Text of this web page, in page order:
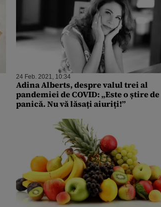
24 Feb. 2021, 10:34
Adina Alberts, despre valul trei al
pandemiei de COVID: „Este o știre de
panică. Nu vă lăsați aiuriți!”